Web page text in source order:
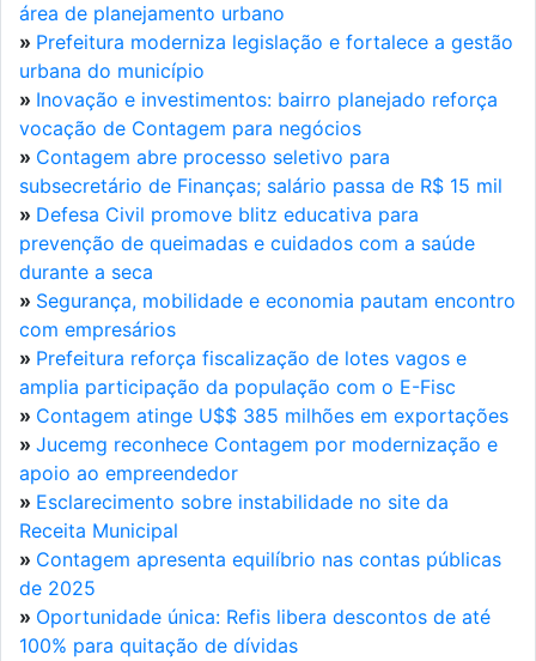
área de planejamento urbano
» Prefeitura moderniza legislação e fortalece a gestão
urbana do município
» Inovação e investimentos: bairro planejado reforça
vocação de Contagem para negócios
» Contagem abre processo seletivo para
subsecretário de Finanças; salário passa de R$ 15 mil
» Defesa Civil promove blitz educativa para
prevenção de queimadas e cuidados com a saúde
durante a seca
» Segurança, mobilidade e economia pautam encontro
com empresários
» Prefeitura reforça fiscalização de lotes vagos e
amplia participação da população com o E-Fisc
» Contagem atinge U$$ 385 milhões em exportações
» Jucemg reconhece Contagem por modernização e
apoio ao empreendedor
» Esclarecimento sobre instabilidade no site da
Receita Municipal
» Contagem apresenta equilíbrio nas contas públicas
de 2025
» Oportunidade única: Refis libera descontos de até
100% para quitação de dívidas